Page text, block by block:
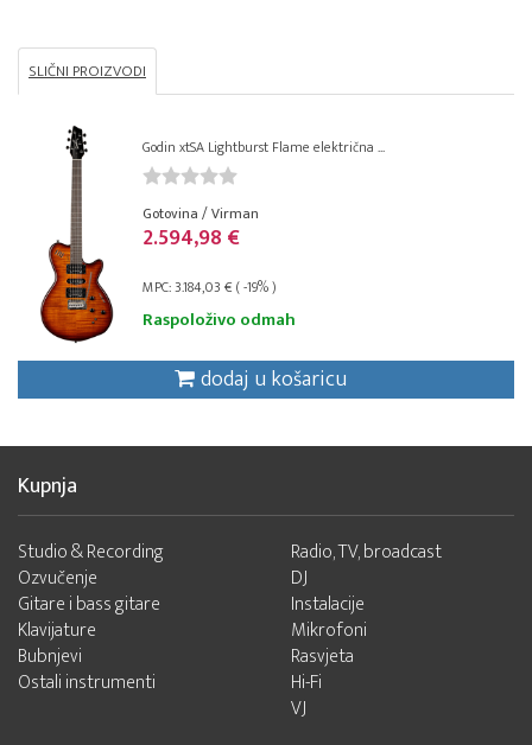
SLIČNI PROIZVODI
Godin xtSA Lightburst Flame električna ...
Gotovina / Virman
2.594,98 €
MPC: 3.184,03 € ( -19% )
Raspoloživo odmah
dodaj u košaricu
Kupnja
Studio & Recording
Ozvučenje
Gitare i bass gitare
Klavijature
Bubnjevi
Ostali instrumenti
Radio, TV, broadcast
DJ
Instalacije
Mikrofoni
Rasvjeta
Hi-Fi
VJ